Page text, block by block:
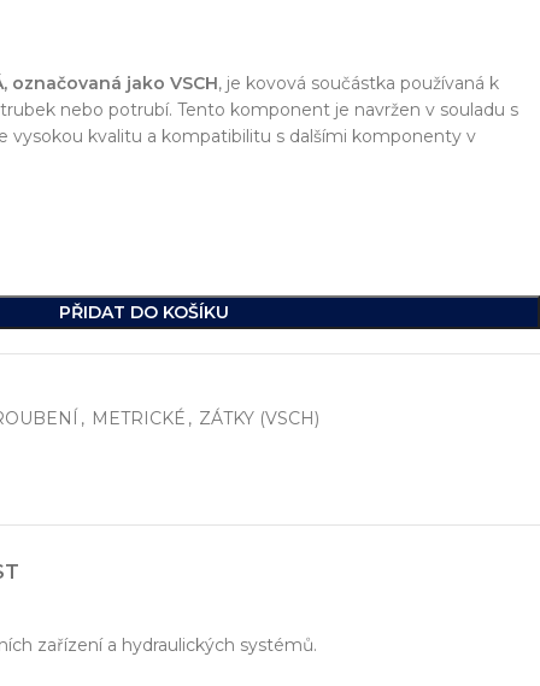
na světě.
označovaná jako VSCH, je kovová součástka používaná k
nebo potrubí. Tento komponent je navržen v souladu s
vysokou kvalitu a kompatibilitu s dalšími komponenty v
PŘIDAT DO KOŠÍKU
, METRICKÉ , ZÁTKY (VSCH)
zařízení a hydraulických systémů.